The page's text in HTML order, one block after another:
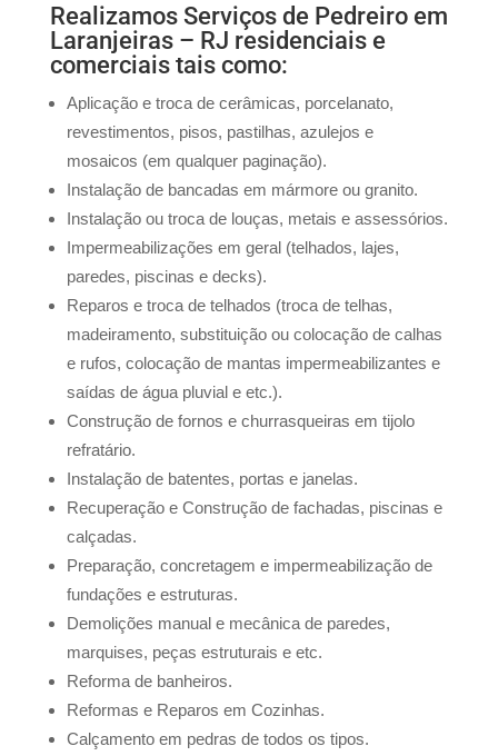
Realizamos Serviços de Pedreiro em
Laranjeiras – RJ residenciais e
comerciais tais como:
Aplicação e troca de cerâmicas, porcelanato,
revestimentos, pisos, pastilhas, azulejos e
mosaicos (em qualquer paginação).
Instalação de bancadas em mármore ou granito.
Instalação ou troca de louças, metais e assessórios.
Impermeabilizações em geral (telhados, lajes,
paredes, piscinas e decks).
Reparos e troca de telhados (troca de telhas,
madeiramento, substituição ou colocação de calhas
e rufos, colocação de mantas impermeabilizantes e
saídas de água pluvial e etc.).
Construção de fornos e churrasqueiras em tijolo
refratário.
Instalação de batentes, portas e janelas.
Recuperação e Construção de fachadas, piscinas e
calçadas.
Preparação, concretagem e impermeabilização de
fundações e estruturas.
Demolições manual e mecânica de paredes,
marquises, peças estruturais e etc.
Reforma de banheiros.
Reformas e Reparos em Cozinhas.
Calçamento em pedras de todos os tipos.